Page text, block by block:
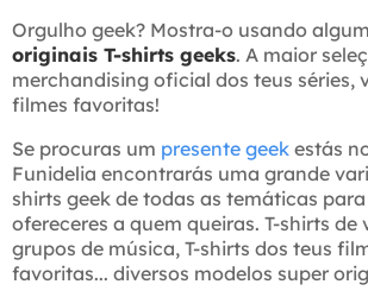
Orgulho geek? Mostra-o usando
originais T-shirts geeks. A maior
merchandising oficial dos teus séries,
filmes favoritas!
Se procuras um presente geek estás
Funidelia encontrarás uma grande
shirts geek de todas as temáticas
ofereceres a quem queiras. T-shirts de
grupos de música, T-shirts dos teus
favoritas... diversos modelos super